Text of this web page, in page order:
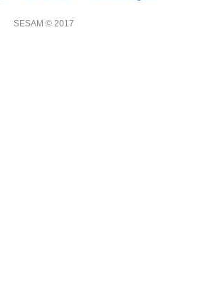
SESAM © 2017